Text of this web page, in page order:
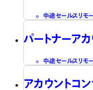
中途セールス リモ
パートナーア
中途セールス リモ
アカウントコ